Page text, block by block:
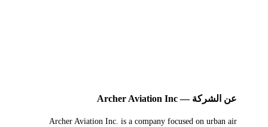
عن الشركة — Archer Aviation Inc
Archer Aviation Inc. is a company focused on urban air